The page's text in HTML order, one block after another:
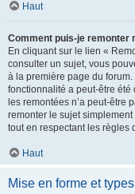
Haut
Comment puis-je remonter
En cliquant sur le lien «
consulter un sujet, vous
à la première page du
fonctionnalité a peut-être été
les remontées n’a peut-être
remonter le sujet
tout en respectant les règles
Haut
Mise en forme et